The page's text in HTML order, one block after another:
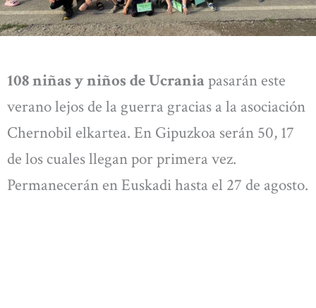
108 niñas y niños de Ucraniapasarán este
verano lejos de la guerra gracias a la asociación
Chernobil elkartea. En Gipuzkoa serán 50, 17
de los cuales llegan por primera vez.
Permanecerán en Euskadi hasta el 27 de agosto.